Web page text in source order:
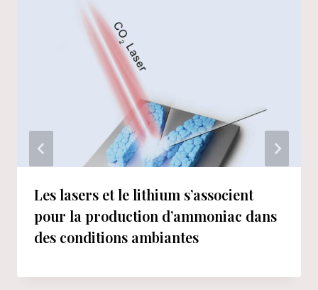
Les lasers et le lithium s’associent
pour la production d’ammoniac dans
des conditions ambiantes